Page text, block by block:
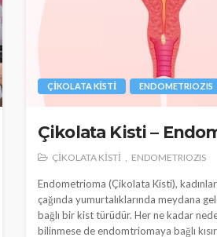
ÇİKOLATA KİSTİ ENDOMETRIOZIS
Çikolata Kisti –
ÇİKOLATA KİSTİ ENDOMETRIOZIS
Endometrioma (Çikolata Kisti),
çağında yumurtalıklarında meydana
bağlı bir kist türüdür. Her ne kadar
bilinmese de endomtriomaya bağlı